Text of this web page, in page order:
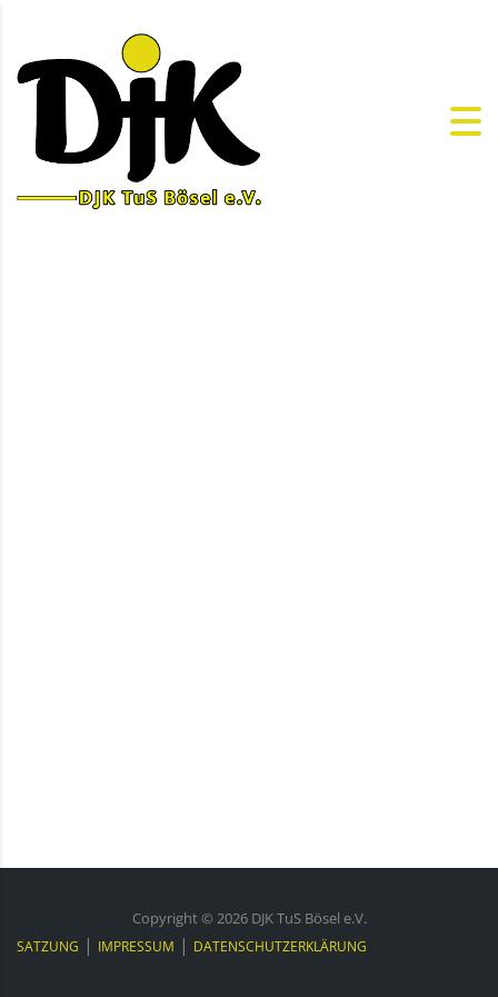
Copyright © 2026 DJK TuS Bösel e.V.
SATZUNG | IMPRESSUM | DATENSCHUTZERKLÄRUNG